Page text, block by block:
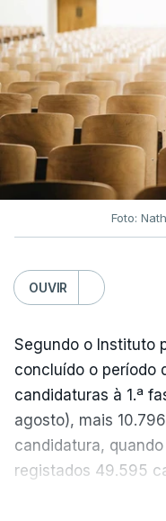
fecho do estreito de
combustíveis
entre Washington e
No entanto, com o
semanas têm sido
acentuada,
próxima semana.
c/Lusa
Foto:
OUVIR
Segundo o Instituto
concluído o período
candidaturas à 1.ª
agosto), mais
candidatura,
registados 49.595